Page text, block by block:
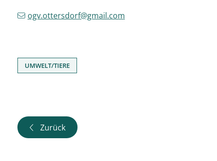
ogv.ottersdorf@gmail.com
UMWELT/TIERE
Zurück